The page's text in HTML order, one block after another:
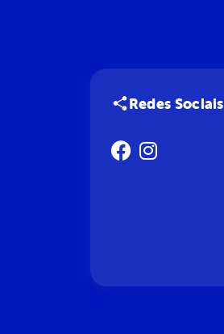
Redes Sociais